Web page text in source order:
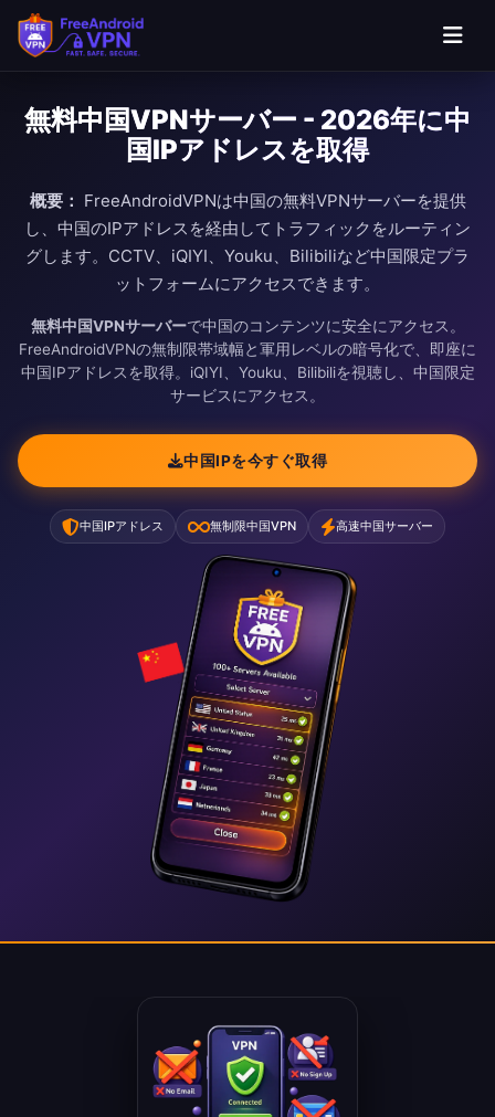
無料中国VPNサーバー - 2026年に中
国IPアドレスを取得
概要： FreeAndroidVPNは中国の無料VPNサーバーを提供
し、中国のIPアドレスを経由してトラフィックをルーティン
グします。CCTV、iQIYI、Youku、Bilibiliなど中国限定プラ
ットフォームにアクセスできます。
無料中国VPNサーバーで中国のコンテンツに安全にアクセス。
FreeAndroidVPNの無制限帯域幅と軍用レベルの暗号化で、即座に
中国IPアドレスを取得。iQIYI、Youku、Bilibiliを視聴し、中国限定
サービスにアクセス。
中国IPを今すぐ取得
中国IPアドレス 無制限中国VPN 高速中国サーバー